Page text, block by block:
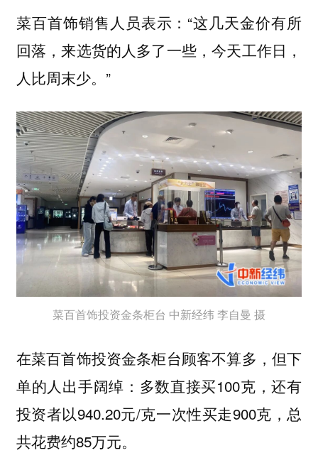
菜百首饰销售人员表示：“这几天金价有所
回落，来选货的人多了一些，今天工作日，
人比周末少。”
菜百首饰投资金条柜台 中新经纬 李自曼 摄
在菜百首饰投资金条柜台顾客不算多，但下
单的人出手阔绰：多数直接买100克，还有
投资者以940.20元/克一次性买走900克，总
共花费约85万元。